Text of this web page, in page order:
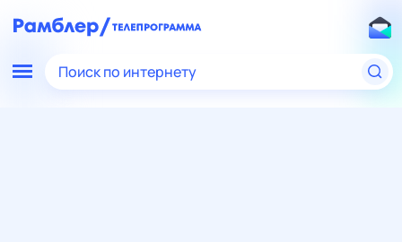
Поиск по интернету